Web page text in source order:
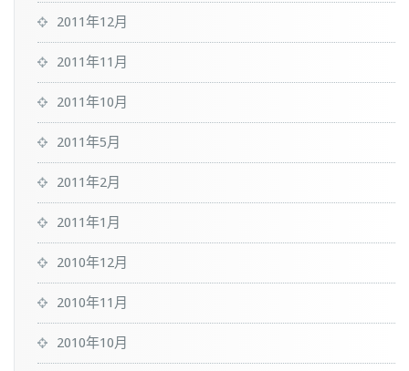
2011年12月
2011年11月
2011年10月
2011年5月
2011年2月
2011年1月
2010年12月
2010年11月
2010年10月